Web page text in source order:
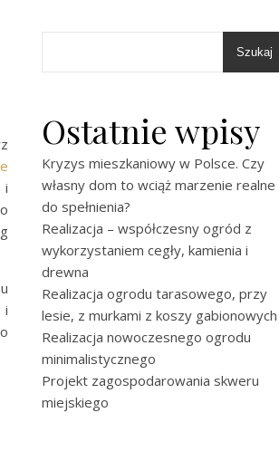
i
i
Szukaj
Ostatnie wpisy
Kryzys mieszkaniowy w Polsce. Czy
własny dom to wciąż marzenie realne
do spełnienia?
Realizacja – współczesny ogród z
wykorzystaniem cegły, kamienia i
drewna
Realizacja ogrodu tarasowego, przy
lesie, z murkami z koszy gabionowych
Realizacja nowoczesnego ogrodu
minimalistycznego
Projekt zagospodarowania skweru
miejskiego